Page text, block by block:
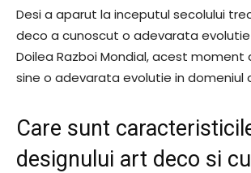
Desi a aparut la inceputul secolului
deco a cunoscut o adevarata
Doilea Razboi Mondial, acest moment
sine o adevarata evolutie in domeniul
Care sunt
designului art deco si